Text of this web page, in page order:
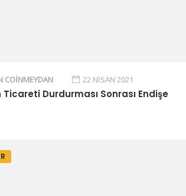
COINMEYDAN 22 NISAN 2021
Ticareti Durdurması Sonrası Endişe